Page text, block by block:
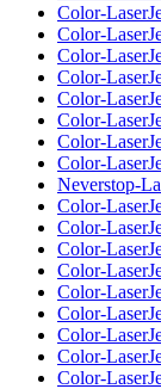
Color-
Color-
Color-
Color-
Color-
Color-
Color-
Color-
Neverstop-
Color-
Color-
Color-
Color-
Color-
Color-
Color-
Color-
Color-